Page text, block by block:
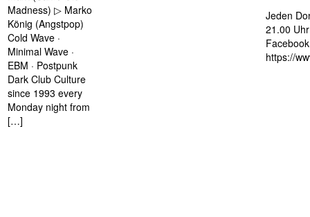
Madness) ▷ Marko
König (Angstpop)
Cold Wave ·
Minimal Wave ·
EBM · Postpunk
Dark Club Culture
since 1993 every
Monday night from
[…]
Jeden
21.00
https://